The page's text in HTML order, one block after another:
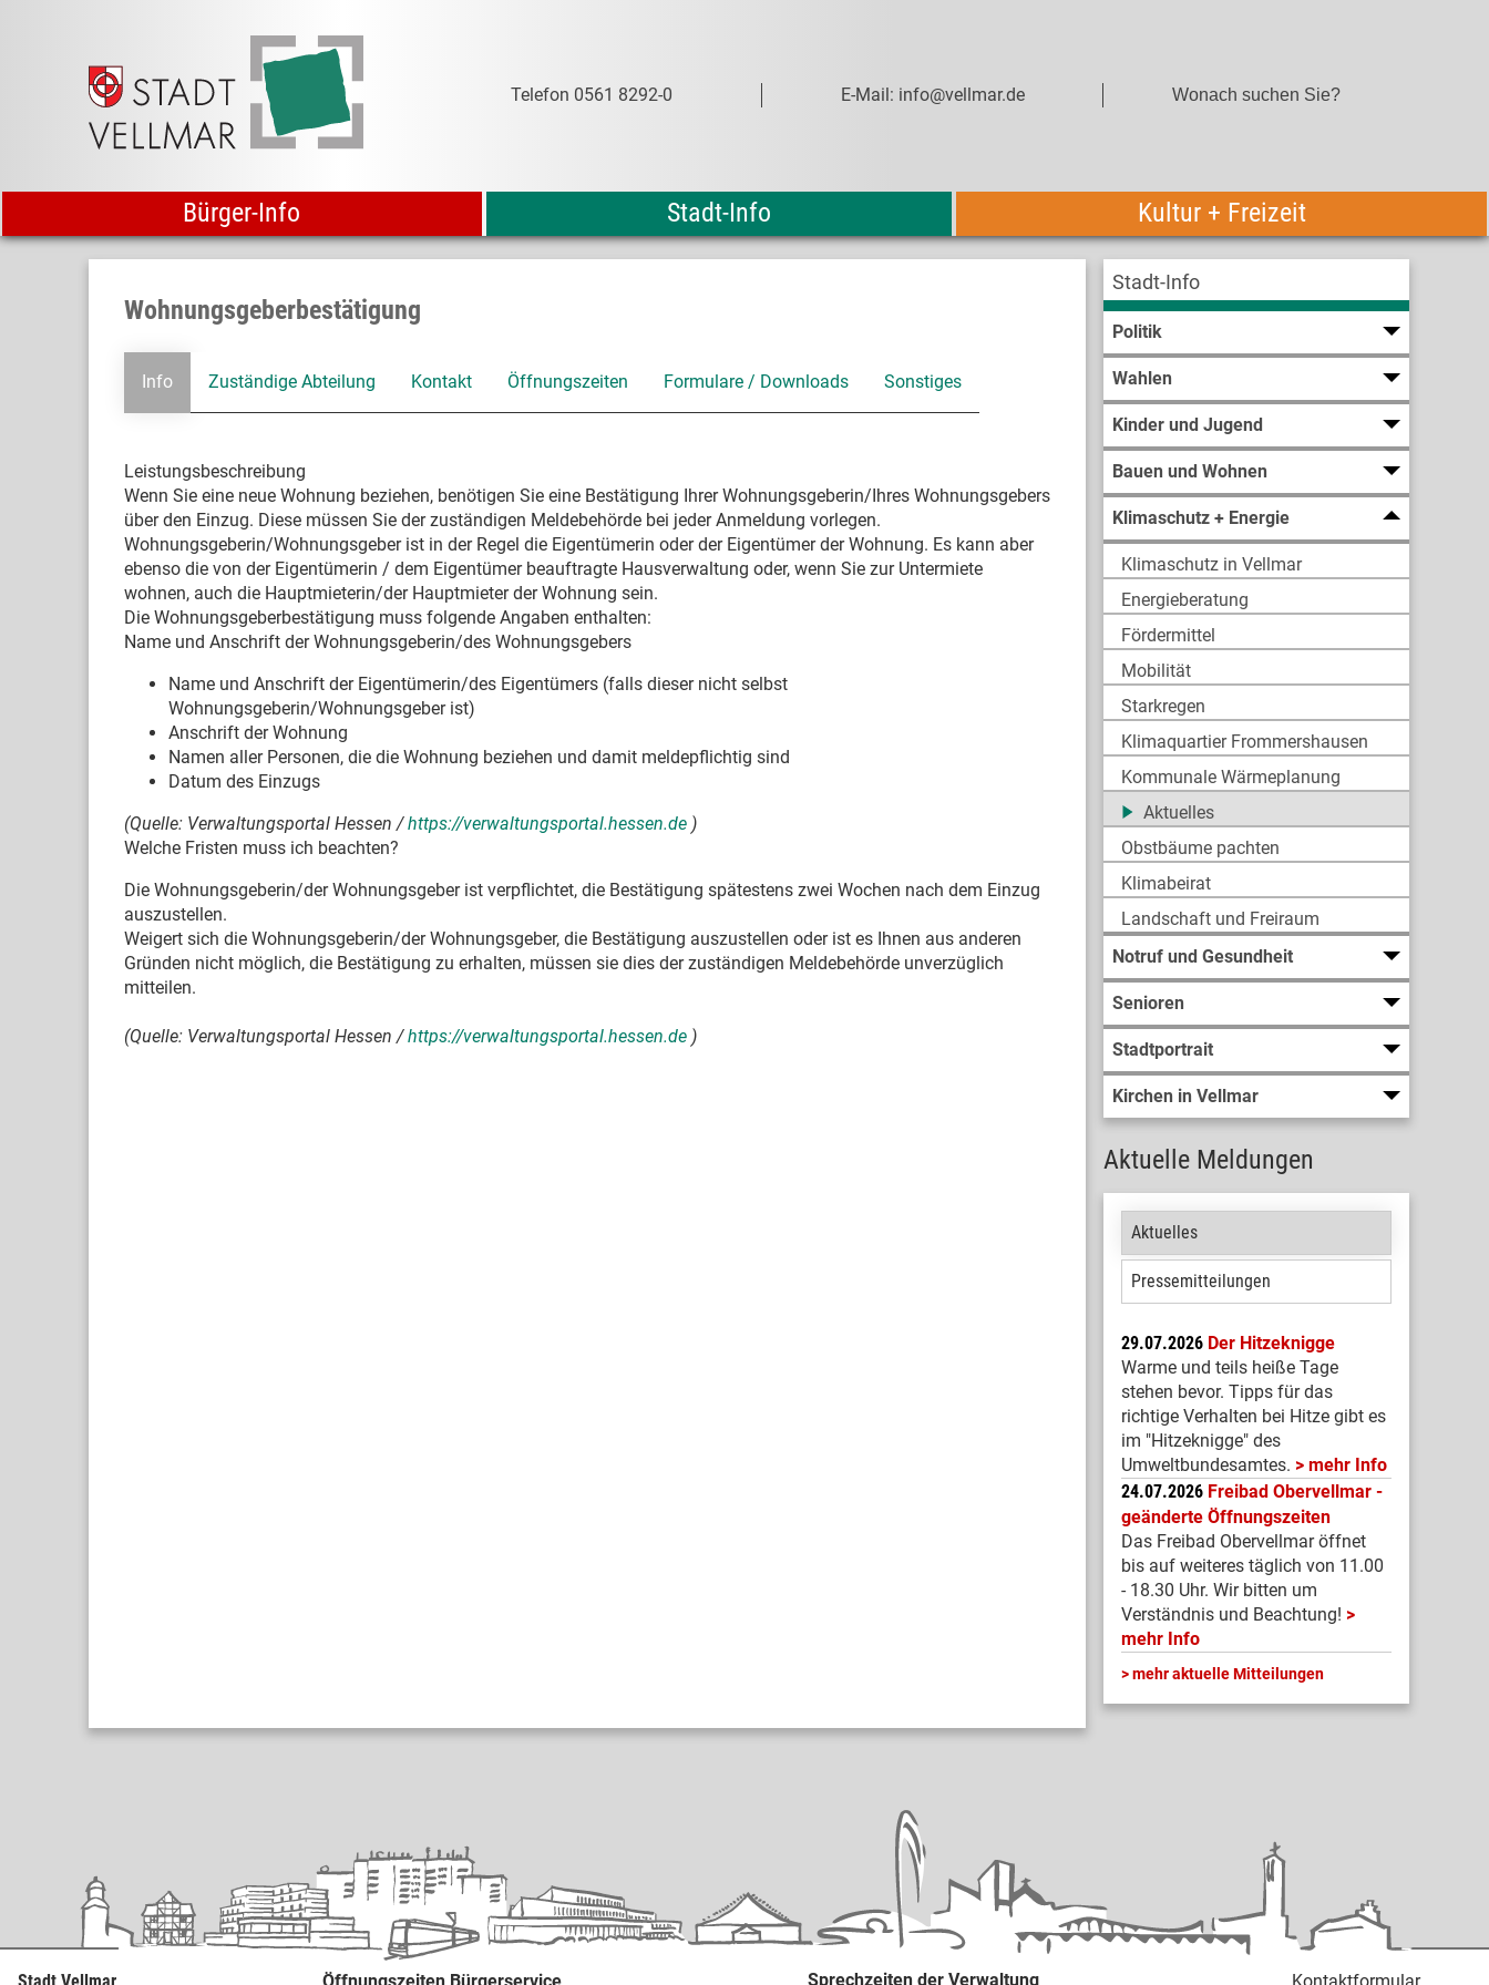
Telefon 0561 8292-0 E-Mail: info@vellmar.de
Bürger-Info Stadt-Info Kultur + Freizeit
Stadt-Info
Politik
Wahlen
Kinder und Jugend
Bauen und Wohnen
Klimaschutz + Energie
Klimaschutz in Vellmar
Energieberatung
Fördermittel
Mobilität
Starkregen
Klimaquartier Frommershausen
Kommunale Wärmeplanung
Aktuelles
Obstbäume pachten
Klimabeirat
Landschaft und Freiraum
Notruf und Gesundheit
Senioren
Stadtportrait
Kirchen in Vellmar
Aktuelle Meldungen
Aktuelles
Pressemitteilungen
29.07.2026 Der Hitzeknigge
Warme und teils heiße Tage
stehen bevor. Tipps für das
richtige Verhalten bei Hitze gibt es
im "Hitzeknigge" des
Umweltbundesamtes.
mehr Info
24.07.2026 Freibad Obervellmar -
geänderte Öffnungszeiten
Das Freibad Obervellmar öffnet
bis auf weiteres täglich von 11.00
- 18.30 Uhr. Wir bitten um
Verständnis und Beachtung!
mehr Info
mehr aktuelle Mitteilungen
Wohnungsgeberbestätigung
Info Zuständige Abteilung Kontakt Öffnungszeiten Formulare / Downloads Sonstiges
Leistungsbeschreibung
Wenn Sie eine neue Wohnung beziehen, benötigen Sie eine Bestätigung Ihrer Wohnungsgeberin/Ihres Wohnungsgebers
über den Einzug. Diese müssen Sie der zuständigen Meldebehörde bei jeder Anmeldung vorlegen.
Wohnungsgeberin/Wohnungsgeber ist in der Regel die Eigentümerin oder der Eigentümer der Wohnung. Es kann aber
ebenso die von der Eigentümerin / dem Eigentümer beauftragte Hausverwaltung oder, wenn Sie zur Untermiete
wohnen, auch die Hauptmieterin/der Hauptmieter der Wohnung sein.
Die Wohnungsgeberbestätigung muss folgende Angaben enthalten:
Name und Anschrift der Wohnungsgeberin/des Wohnungsgebers
Name und Anschrift der Eigentümerin/des Eigentümers (falls dieser nicht selbst
Wohnungsgeberin/Wohnungsgeber ist)
Anschrift der Wohnung
Namen aller Personen, die die Wohnung beziehen und damit meldepflichtig sind
Datum des Einzugs
(Quelle: Verwaltungsportal Hessen /https://verwaltungsportal.hessen.de )
Welche Fristen muss ich beachten?
Die Wohnungsgeberin/der Wohnungsgeber ist verpflichtet, die Bestätigung spätestens zwei Wochen nach dem Einzug
auszustellen.
Weigert sich die Wohnungsgeberin/der Wohnungsgeber, die Bestätigung auszustellen oder ist es Ihnen aus anderen
Gründen nicht möglich, die Bestätigung zu erhalten, müssen sie dies der zuständigen Meldebehörde unverzüglich
mitteilen.
(Quelle: Verwaltungsportal Hessen /https://verwaltungsportal.hessen.de )
Sprechzeiten der Verwaltung